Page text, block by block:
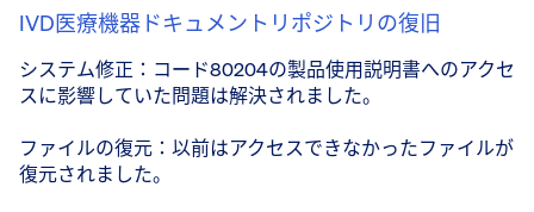
IVD医療機器ドキュメントリポジトリの復旧
システム修正：コード80204の製品使用説明書へのアクセ
スに影響していた問題は解決されました。
ファイルの復元：以前はアクセスできなかったファイルが
復元されました。